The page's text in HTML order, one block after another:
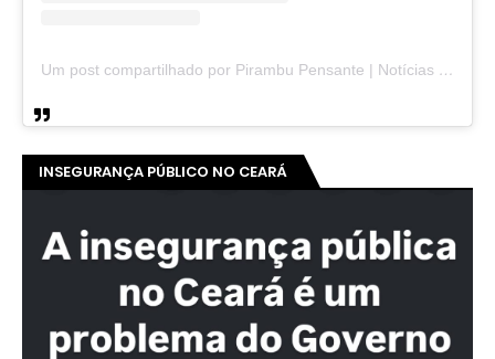
Um post compartilhado por Pirambu Pensante | Notícias & Entretenimento (@pirambupensante)
INSEGURANÇA PÚBLICO NO CEARÁ